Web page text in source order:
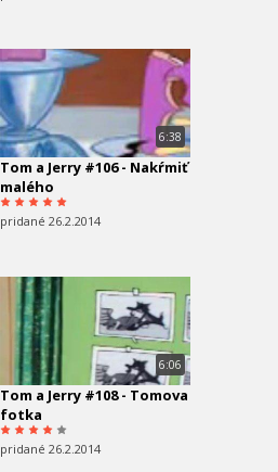
6:38
Tom a Jerry #106 - Nakŕmiť
malého
pridané 26.2.2014
6:06
Tom a Jerry #108 - Tomova
fotka
pridané 26.2.2014